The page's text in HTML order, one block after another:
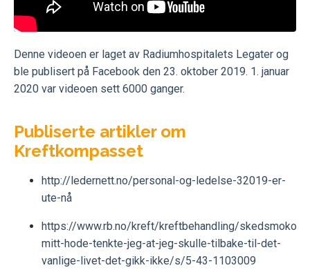
Denne videoen er laget av Radiumhospitalets Legater og
ble publisert på Facebook den 23. oktober 2019. 1. januar
2020 var videoen sett 6000 ganger.
Publiserte artikler om
Kreftkompasset
http://ledernett.no/personal-og-ledelse-32019-er-
ute-nå
https://www.rb.no/kreft/kreftbehandling/
mitt-hode-tenkte-jeg-at-jeg-skulle-tilbake-til-det-
vanlige-livet-det-gikk-ikke/s/5-43-1103009